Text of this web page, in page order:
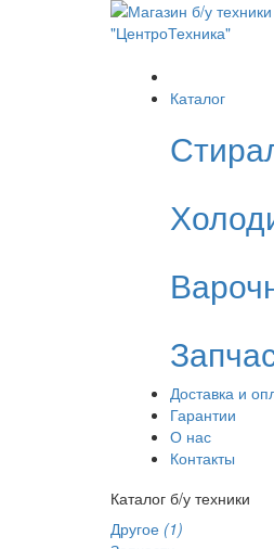
Каталог
Доставка и
Гарантии
О нас
Контакты
Каталог б/у техники
Другое (1)